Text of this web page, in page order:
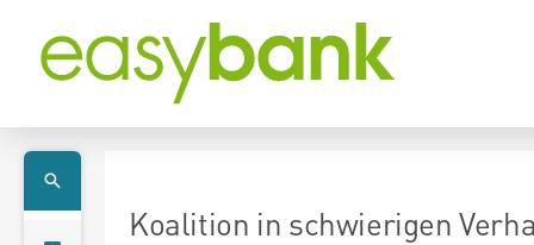
Koalition in schwierigen